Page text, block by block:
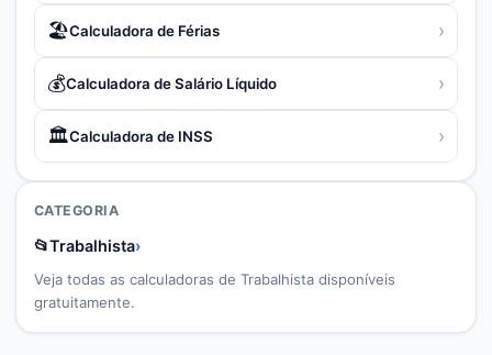
🏖️Calculadora de Férias ›
💰Calculadora de Salário Líquido ›
🏛️Calculadora de INSS ›
CATEGORIA
📂Trabalhista›
Veja todas as calculadoras de Trabalhista disponíveis
gratuitamente.